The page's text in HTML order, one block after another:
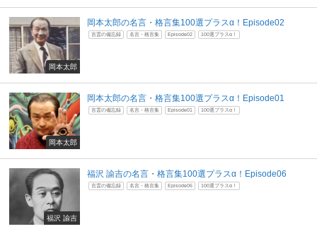
岡本太郎
岡本太郎の名言・格言集100選プラスα！Episode02
言霊の備忘録 名言・格言集 Episode02 100選プラスα！
岡本太郎
岡本太郎の名言・格言集100選プラスα！Episode01
言霊の備忘録 名言・格言集 Episode01 100選プラスα！
福沢 諭吉
福沢 諭吉の名言・格言集100選プラスα！Episode06
言霊の備忘録 名言・格言集 Episode06 100選プラスα！